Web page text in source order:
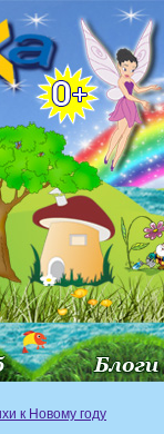
к Новому году